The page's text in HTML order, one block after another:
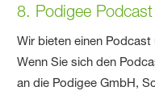
8. Podigee Podcast
Wir bieten einen
Wenn Sie sich den
an die Podigee GmbH,